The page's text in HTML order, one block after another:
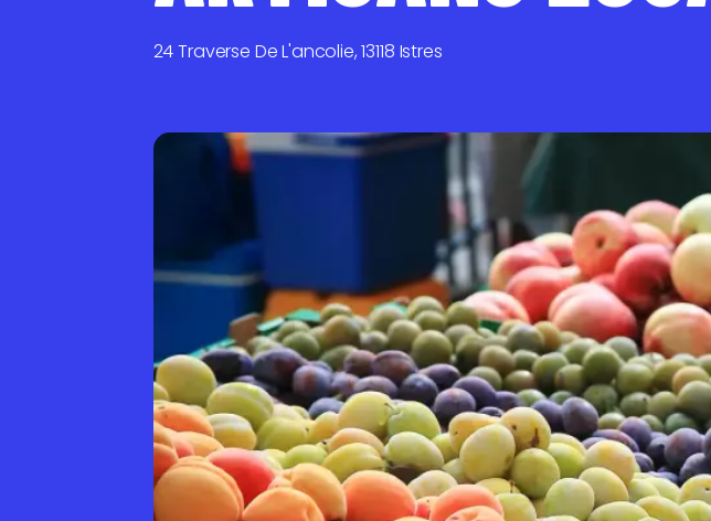
24 Traverse De L'ancolie, 13118 Istres